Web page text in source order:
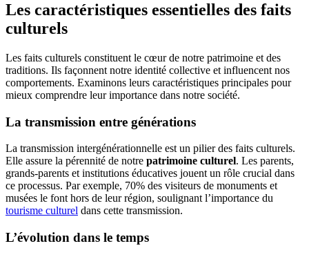
Les caractéristiques essentielles des faits
culturels
Les faits culturels constituent le cœur de notre patrimoine et des
traditions. Ils façonnent notre identité collective et influencent nos
comportements. Examinons leurs caractéristiques principales pour
mieux comprendre leur importance dans notre société.
La transmission entre générations
La transmission intergénérationnelle est un pilier des faits culturels.
Elle assure la pérennité de notre patrimoine culturel. Les parents,
grands-parents et institutions éducatives jouent un rôle crucial dans
ce processus. Par exemple, 70% des visiteurs de monuments et
musées le font hors de leur région, soulignant l’importance du
tourisme culturel dans cette transmission.
L’évolution dans le temps